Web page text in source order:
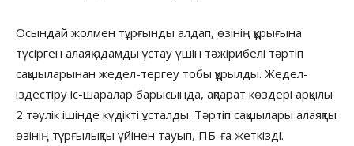
Осындай жолмен тұрғынды алдап, өзінің құрығына
түсірген алаяқ адамды ұстау үшін тәжірибелі тәртіп
сақшыларынан жедел-тергеу тобы құрылды. Жедел-
іздестіру іс-шаралар барысында, ақпарат көздері арқылы
2 тәулік ішінде күдікті ұсталды. Тәртіп сақшылары алаяқты
өзінің тұрғылықты үйінен тауып, ПБ-ға жеткізді.